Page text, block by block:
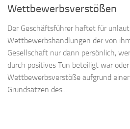
Wettbewerbsverstößen
Der Geschäftsführer haftet für
Wettbewerbshandlungen der von
Gesellschaft nur dann persönlich,
durch positives Tun beteiligt war
Wettbewerbsverstöße aufgrund
Grundsätzen des...